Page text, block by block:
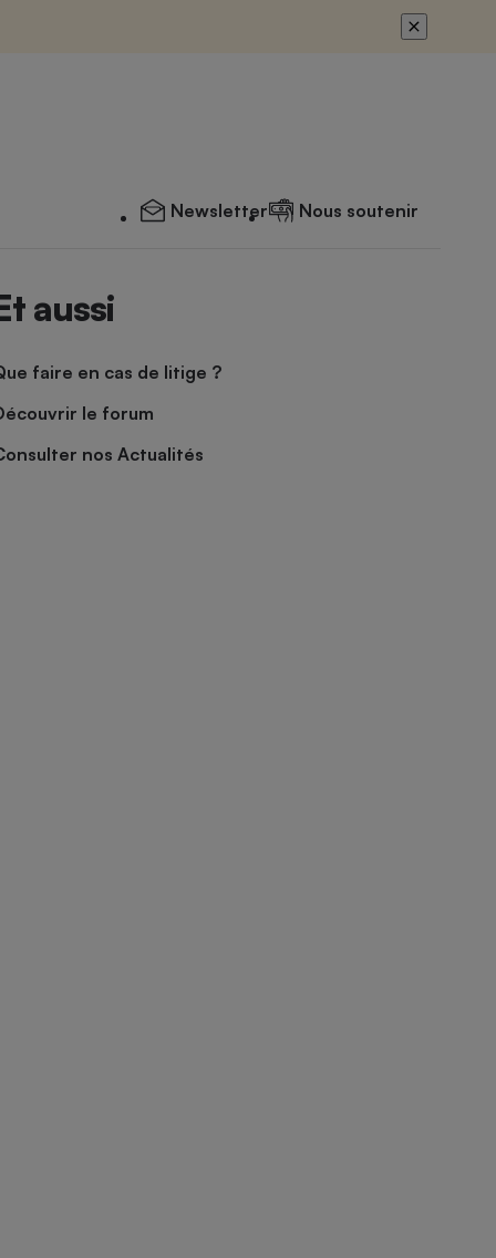
Newsletter Nous soutenir
aussi
faire en cas de litige ?
le forum
nos Actualités